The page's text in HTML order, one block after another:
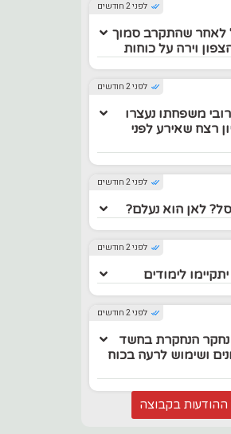
לפני 2 חודשים
לאחר שהתקרב סמוך
וירה על כוחות
לפני 2 חודשים
ו-2 קרובי משפחתו נעצרו
רצח שאירע לפני
לפני 2 חודשים
לאן הוא נעלם?
לפני 2 חודשים
לימודים
לפני 2 חודשים
הנחקרת בחשד
ושימוש לרעה בכוח
ההודעות בקבוצה